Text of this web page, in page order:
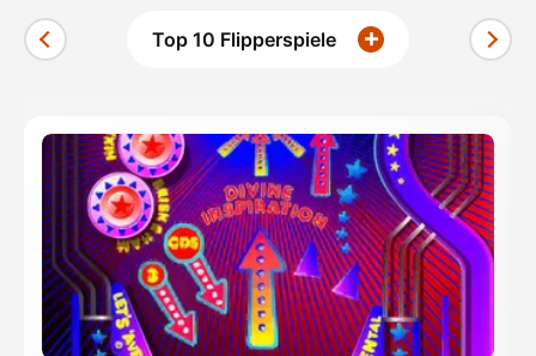
Top 10 Flipperspiele